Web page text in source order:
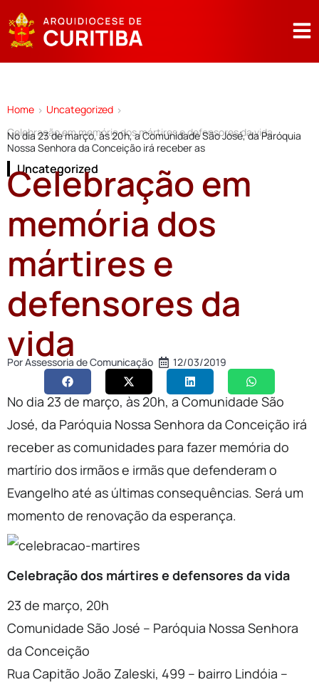
Home > Uncategorized >
Celebração em memória dos mártires e defensores da vida
No dia 23 de março, às 20h, a Comunidade São José, da Paróquia
Nossa Senhora da Conceição irá receber as
Uncategorized
Celebração em
memória dos
mártires e
defensores da
vida
PorAssessoria de Comunicação 12/03/2019
No dia 23 de março, às 20h, a Comunidade São
José, da Paróquia Nossa Senhora da Conceição irá
receber as comunidades para fazer memória do
martírio dos irmãos e irmãs que defenderam o
Evangelho até as últimas consequências. Será um
momento de renovação da esperança.
Celebração dos mártires e defensores da vida
23 de março, 20h
Comunidade São José – Paróquia Nossa Senhora
da Conceição
Rua Capitão João Zaleski, 499 – bairro Lindóia –